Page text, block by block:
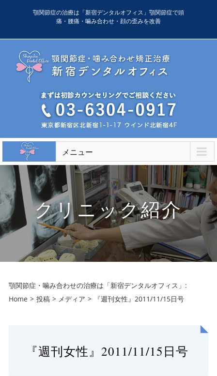
顎関節症の治療は「新宿デンタルオフィス」顎関節症で頭
痛・腰痛・噛み合わせ・顔の歪みを改善
メニュー
クリニック紹介
顎関節症・噛み合わせの治療は「新宿デンタルオフィス」:
Home
投稿 メディア 『週刊女性』2011/11/15日号
『週刊女性』2011/11/15日号